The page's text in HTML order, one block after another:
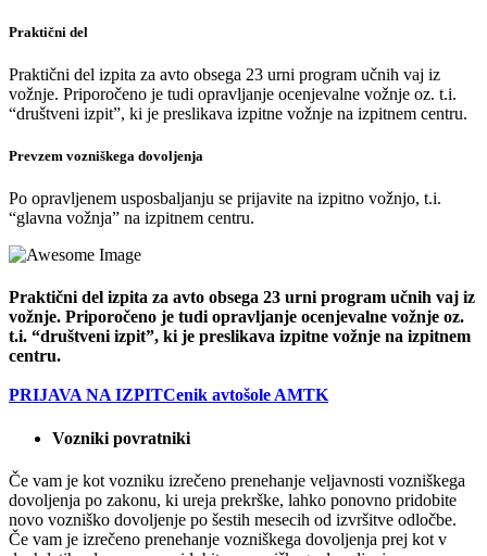
Praktični del
Praktični del izpita za avto obsega 23 urni program učnih vaj iz
vožnje. Priporočeno je tudi opravljanje ocenjevalne vožnje oz. t.i.
“društveni izpit”, ki je preslikava izpitne vožnje na izpitnem centru.
Prevzem vozniškega dovoljenja
Po opravljenem usposbaljanju se prijavite na izpitno vožnjo, t.i.
“glavna vožnja” na izpitnem centru.
Praktični del izpita za avto obsega 23 urni program učnih vaj iz
vožnje. Priporočeno je tudi opravljanje ocenjevalne vožnje oz.
t.i. “društveni izpit”, ki je preslikava izpitne vožnje na izpitnem
centru.
PRIJAVA NA IZPITCenik avtošole AMTK
Vozniki povratniki
Če vam je kot vozniku izrečeno prenehanje veljavnosti vozniškega
dovoljenja po zakonu, ki ureja prekrške, lahko ponovno pridobite
novo vozniško dovoljenje po šestih mesecih od izvršitve odločbe.
Če vam je izrečeno prenehanje vozniškega dovoljenja prej kot v